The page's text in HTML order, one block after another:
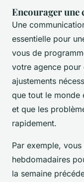
Encourager
Une
essentielle pour
vous de
votre agence
ajustements
que tout le monde
et que les
rapidement.
Par exemple,
hebdomadaires
la semaine